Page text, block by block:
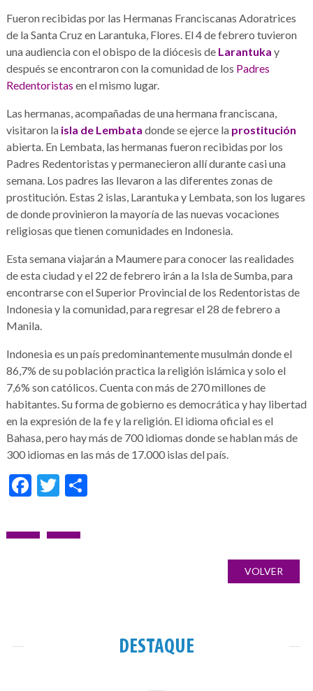
Fueron recibidas por las Hermanas Franciscanas Adoratrices
de la Santa Cruz en Larantuka, Flores. El 4 de febrero tuvieron
una audiencia con el obispo de la diócesis de Larantuka y
después se encontraron con la comunidad de los Padres
Redentoristas en el mismo lugar.
Las hermanas, acompañadas de una hermana franciscana,
visitaron la isla de Lembata donde se ejerce la prostitución
abierta. En Lembata, las hermanas fueron recibidas por los
Padres Redentoristas y permanecieron allí durante casi una
semana. Los padres las llevaron a las diferentes zonas de
prostitución. Estas 2 islas, Larantuka y Lembata, son los lugares
de donde provinieron la mayoría de las nuevas vocaciones
religiosas que tienen comunidades en Indonesia.
Esta semana viajarán a Maumere para conocer las realidades
de esta ciudad y el 22 de febrero irán a la Isla de Sumba, para
encontrarse con el Superior Provincial de los Redentoristas de
Indonesia y la comunidad, para regresar el 28 de febrero a
Manila.
Indonesia es un país predominantemente musulmán donde el
86,7% de su población practica la religión islámica y solo el
7,6% son católicos. Cuenta con más de 270 millones de
habitantes. Su forma de gobierno es democrática y hay libertad
en la expresión de la fe y la religión. El idioma oficial es el
Bahasa, pero hay más de 700 idiomas donde se hablan más de
300 idiomas en las más de 17.000 islas del país.
Facebook
Twitter
Share
Navegação
POST
PRÓXIMO
VOLVER
DESTAQUE